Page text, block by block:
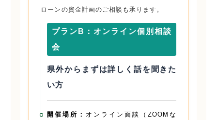
ローンの資金計画のご相談も承ります。
プランB：オンライン個別相談
会
県外からまずは詳しく話を聞きた
い方
開催場所： オンライン面談（ZOOMな